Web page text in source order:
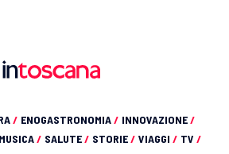
/ ENOGASTRONOMIA/ INNOVAZIONE/
MUSICA/ SALUTE/ STORIE/ VIAGGI / TV /